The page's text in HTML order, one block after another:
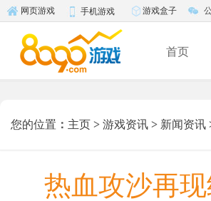
网页游戏 手机游戏 游戏盒子
首页
您的位置 ： 主页 > 游戏资讯 > 新闻资讯
热血攻沙再